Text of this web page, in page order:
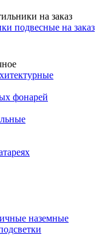
на заказ
подвесные на заказ
фонарей
наземные